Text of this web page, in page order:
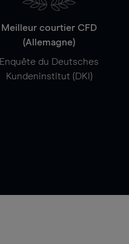
Meilleur courtier CFD
(Allemagne)
Enquête du Deutsches
Kundeninstitut (DKI)